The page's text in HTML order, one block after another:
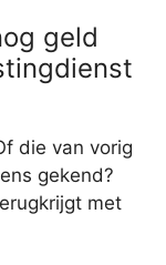
geld
die van vorig
gekend?
met